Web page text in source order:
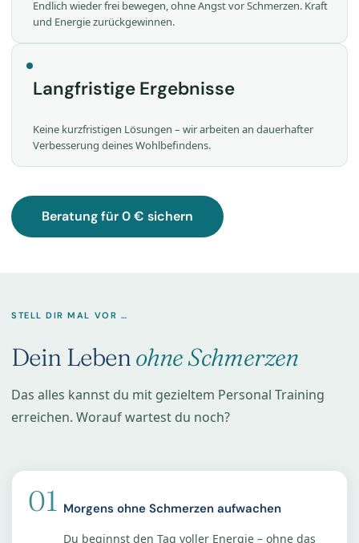
Endlich wieder frei bewegen, ohne Angst vor Schmerzen. Kraft
und Energie zurückgewinnen.
Langfristige Ergebnisse
Keine kurzfristigen Lösungen – wir arbeiten an dauerhafter
Verbesserung deines Wohlbefindens.
Beratung für 0 € sichern
STELL DIR MAL VOR …
Dein Lebenohne Schmerzen
Das alles kannst du mit gezieltem Personal Training
erreichen. Worauf wartest du noch?
01 Morgens ohne Schmerzen aufwachen
Du beginnst den Tag voller Energie – ohne das